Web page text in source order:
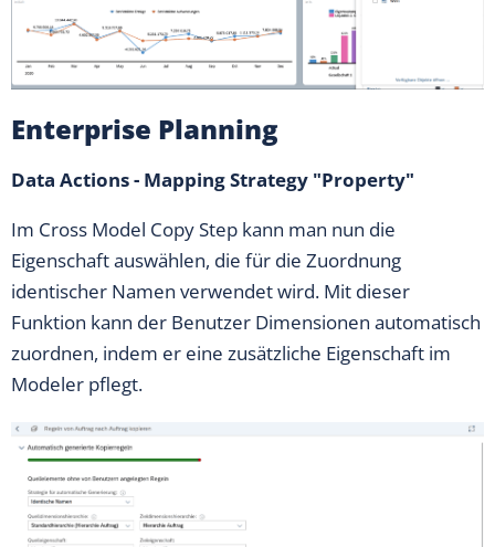
Enterprise Planning
Data Actions - Mapping Strategy "Property"
Im Cross Model Copy Step kann man nun die
Eigenschaft auswählen, die für die Zuordnung
identischer Namen verwendet wird. Mit dieser
Funktion kann der Benutzer Dimensionen automatisch
zuordnen, indem er eine zusätzliche Eigenschaft im
Modeler pflegt.